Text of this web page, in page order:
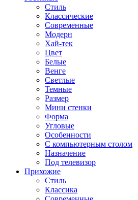
Стиль
Классические
Современные
Модерн
Хай-тек
Цвет
Белые
Венге
Светлые
Темные
Размер
Мини стенки
Форма
Угловые
Особенности
С компьютерным столом
Назначение
Под телевизор
Прихожие
Стиль
Классика